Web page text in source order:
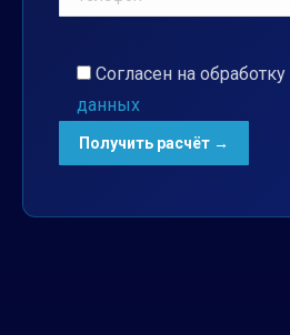
Согласен на обработку
данных